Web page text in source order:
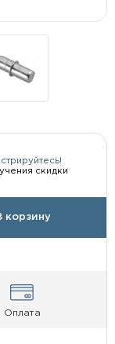
скидки
корзину
Оплата